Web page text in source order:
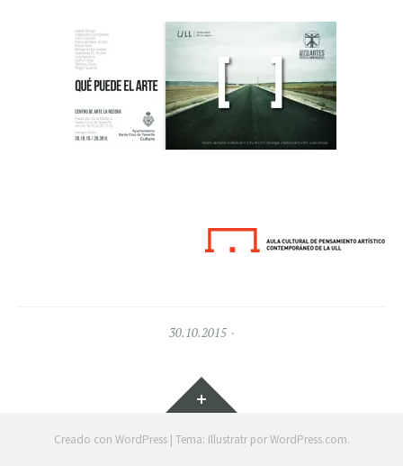
30.10.2015
Widgets
Creado con WordPress | Tema: Illustratr porWordPress.com.